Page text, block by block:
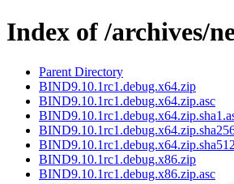
Index of /archives/
Parent Directory
BIND9.10.1rc1.debug.x64.zip
BIND9.10.1rc1.debug.x64.zip.asc
BIND9.10.1rc1.debug.x86.zip
BIND9.10.1rc1.debug.x86.zip.asc